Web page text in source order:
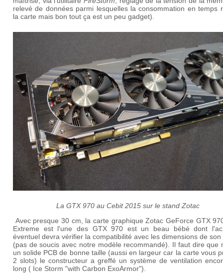
relevé de données parmi lesquelles la consommation en temps
la carte mais bon tout ça est un peu gadget).
La GTX 970 au Cebit 2015 sur le stand Zotac
Avec presque 30 cm, la carte graphique Zotac GeForce GTX
Extreme est l'une des GTX 970 est un beau bébé dont
éventuel devra vérifier la compatibilité avec les dimensions de
(pas de soucis avec notre modèle recommandé). Il faut dire que
un solide PCB de bonne taille (aussi en largeur car la carte vous
2 slots) le constructeur a greffé un système de ventilation
long ( Ice Storm "with Carbon ExoArmor").